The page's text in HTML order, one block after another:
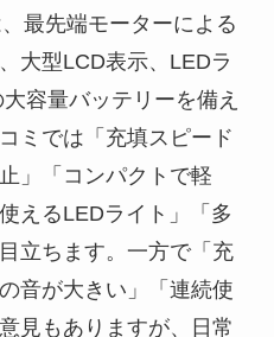
最先端モーターによる
大型LCD表示、LEDラ
容量バッテリーを備え
ミでは「充填スピード
」「コンパクトで軽
えるLEDライト」「多
立ちます。一方で「充
音が大きい」「連続使
見もありますが、日常